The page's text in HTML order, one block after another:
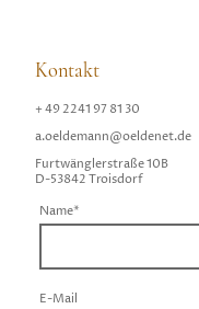
Kontakt
+ 49 2241 97 81 30
a.oeldemann@oeldenet.de
Furtwänglerstraße 10B
D-53842 Troisdorf
Name*
E-Mail